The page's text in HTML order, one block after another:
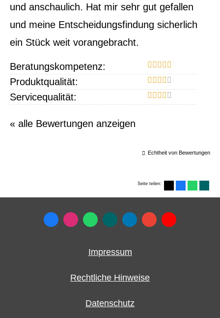
und anschaulich. Hat mir sehr gut gefallen
und meine Entscheidungsfindung sicherlich
ein Stück weit vorangebracht.
Beratungskompetenz:
Produktqualität:
Servicequalität:
« alle Bewertungen anzeigen
Echtheit von Bewertungen
Seite teilen:
Impressum
Rechtliche Hinweise
Datenschutz